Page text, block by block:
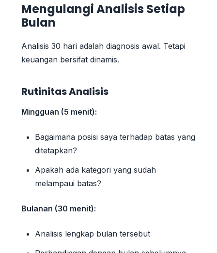
Mengulangi Analisis Setiap
Bulan
Analisis 30 hari adalah diagnosis awal. Tetapi
keuangan bersifat dinamis.
Rutinitas Analisis
Mingguan (5 menit):
Bagaimana posisi saya terhadap batas yang
ditetapkan?
Apakah ada kategori yang sudah
melampaui batas?
Bulanan (30 menit):
Analisis lengkap bulan tersebut